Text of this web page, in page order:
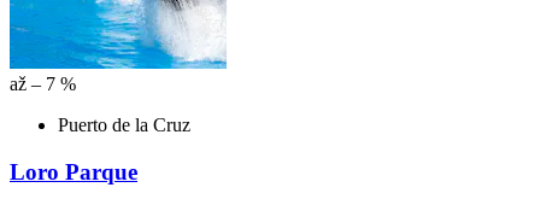
až – 7 %
Puerto de la Cruz
Loro Parque